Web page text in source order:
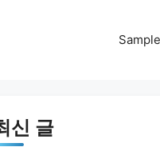
신 글